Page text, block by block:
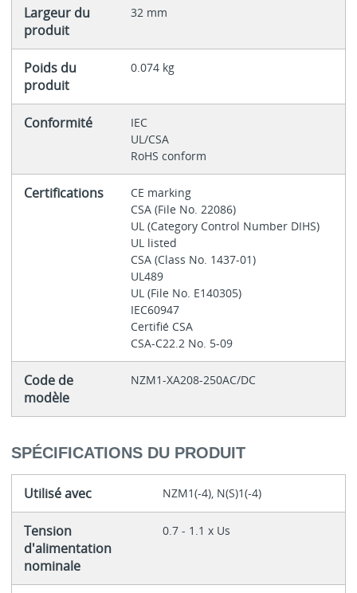
Largeur du
produit
32 mm
Poids du
produit
0.074 kg
Conformité
IEC
UL/CSA
RoHS conform
Certifications
CE marking
CSA (File No. 22086)
UL (Category Control Number DIHS)
UL listed
CSA (Class No. 1437-01)
UL489
UL (File No. E140305)
IEC60947
Certifié CSA
CSA-C22.2 No. 5-09
Code de
modèle
NZM1-XA208-250AC/DC
SPÉCIFICATIONS DU PRODUIT
Utilisé avec NZM1(-4), N(S)1(-4)
Tension
d'alimentation
nominale
0.7 - 1.1 x Us